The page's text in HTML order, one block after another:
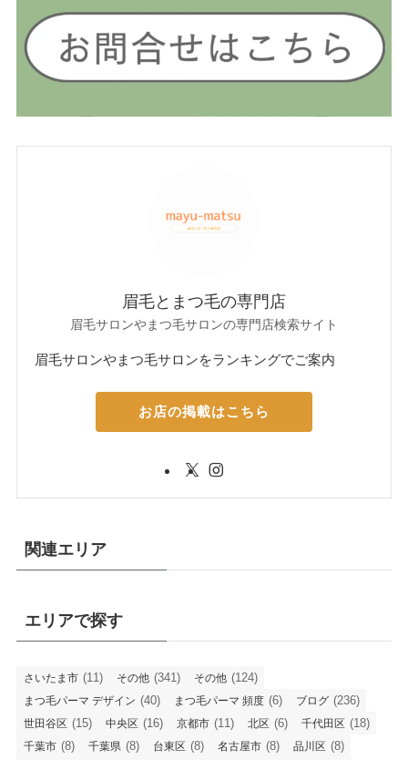
眉毛とまつ毛の専門店
眉毛サロンやまつ毛サロンの専門店検索サイト
眉毛サロンやまつ毛サロンをランキングでご案内
お店の掲載はこちら
関連エリア
エリアで探す
さいたま市 (11) その他 (341) その他 (124)
まつ毛パーマ デザイン (40) まつ毛パーマ 頻度 (6) ブログ (236)
世田谷区 (15) 中央区 (16) 京都市 (11) 北区 (6) 千代田区 (18)
千葉市 (8) 千葉県 (8) 台東区 (8) 名古屋市 (8) 品川区 (8)